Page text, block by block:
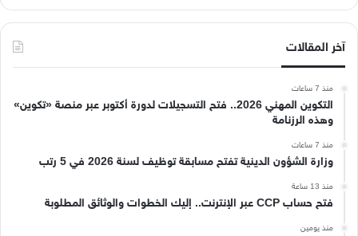
آخر المقالات
منذ 7 ساعات
التكوين المهني 2026.. فتح التسجيلات لدورة أكتوبر عبر منصة «تكوين»
وهذه الرزنامة
منذ 7 ساعات
وزارة الشؤون الدينية تفتح مسابقة توظيف لسنة 2026 في 5 رتب
منذ 13 ساعة
فتح حساب CCP عبر الإنترنت.. إليك الخطوات والوثائق المطلوبة
منذ يومين